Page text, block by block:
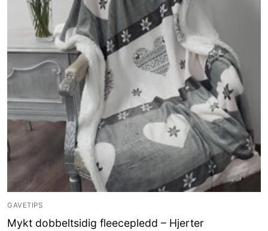
GAVETIPS
Mykt dobbeltsidig fleecepledd – Hjerter